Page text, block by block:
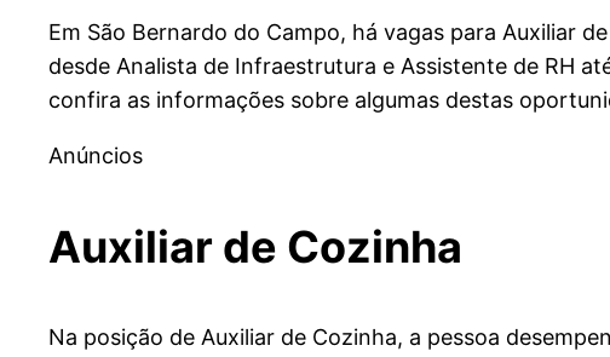
Em São Bernardo do Campo, há vagas para Auxiliar
desde Analista de Infraestrutura e Assistente de RH
confira as informações sobre algumas destas
Anúncios
Auxiliar de Cozinha
Na posição de Auxiliar de Cozinha, a pessoa